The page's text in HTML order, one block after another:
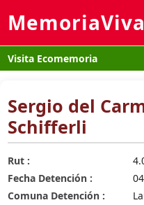
MemoriaViva
Visita Ecomemoria
Sergio del
Schifferli
Rut :
Fecha Detención :
Comuna Detención :